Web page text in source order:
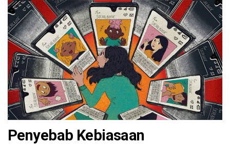
Penyebab Kebiasaan